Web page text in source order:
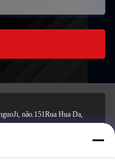
não.151Rua Hua Da,